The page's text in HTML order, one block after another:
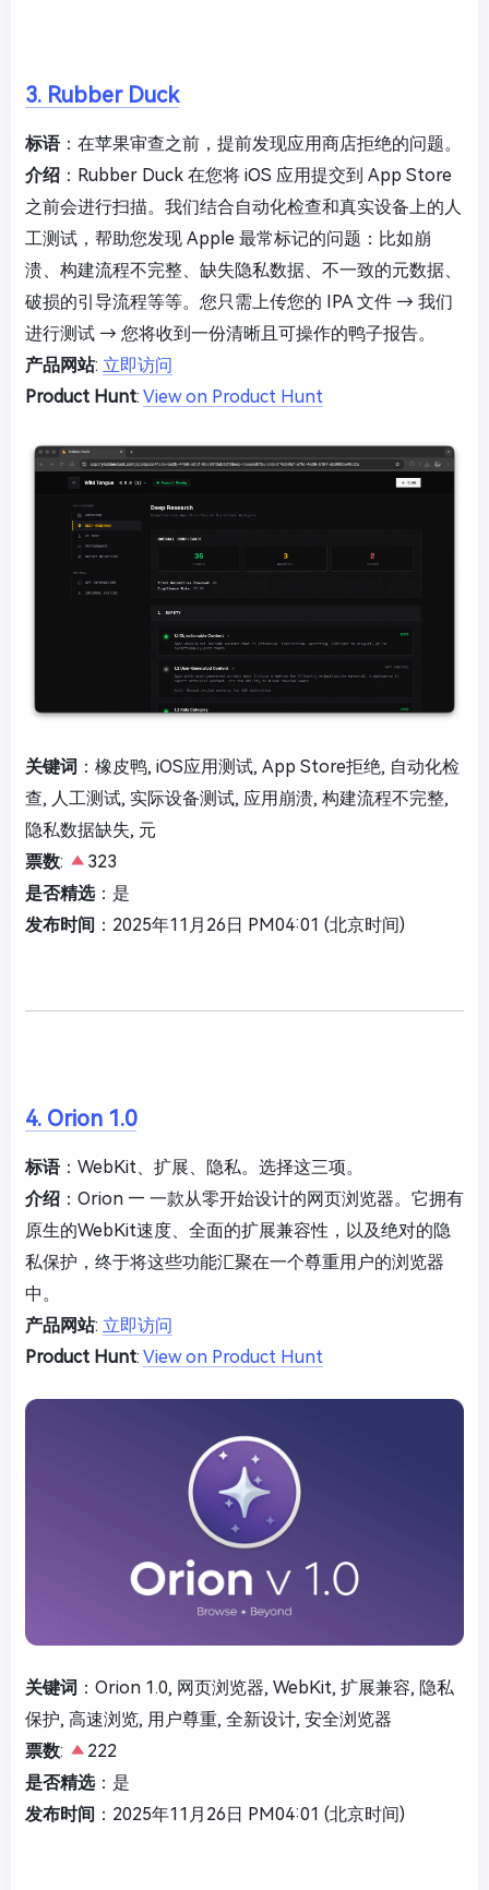
3. Rubber Duck
标语：在苹果审查之前，提前发现应用商店拒绝的问题。
介绍 ：Rubber Duck 在您将 iOS 应用提交到 App Store
之前会进行扫描。我们结合自动化检查和真实设备上的人
工测试，帮助您发现 Apple 最常标记的问题：比如崩
溃、构建流程不完整、缺失隐私数据、不一致的元数据、
破损的引导流程等等。您只需上传您的 IPA 文件 → 我们
进行测试 → 您将收到一份清晰且可操作的鸭子报告。
产品网站: 立即访问
Product Hunt: View on Product Hunt
关键词 ：橡皮鸭, iOS应用测试, App Store拒绝, 自动化检
查, 人工测试, 实际设备测试, 应用崩溃, 构建流程不完整,
隐私数据缺失, 元
票数:
323
是否精选：是
发布时间 ：2025年11月26日 PM04:01 (北京时间)
4. Orion 1.0
标语：WebKit、扩展、隐私。选择这三项。
介绍 ：Orion — 一款从零开始设计的网页浏览器。它拥有
原生的WebKit速度、全面的扩展兼容性，以及绝对的隐
私保护，终于将这些功能汇聚在一个尊重用户的浏览器
中。
产品网站: 立即访问
Product Hunt: View on Product Hunt
关键词 ：Orion 1.0, 网页浏览器, WebKit, 扩展兼容, 隐私
保护, 高速浏览, 用户尊重, 全新设计, 安全浏览器
票数:
222
是否精选：是
发布时间 ：2025年11月26日 PM04:01 (北京时间)